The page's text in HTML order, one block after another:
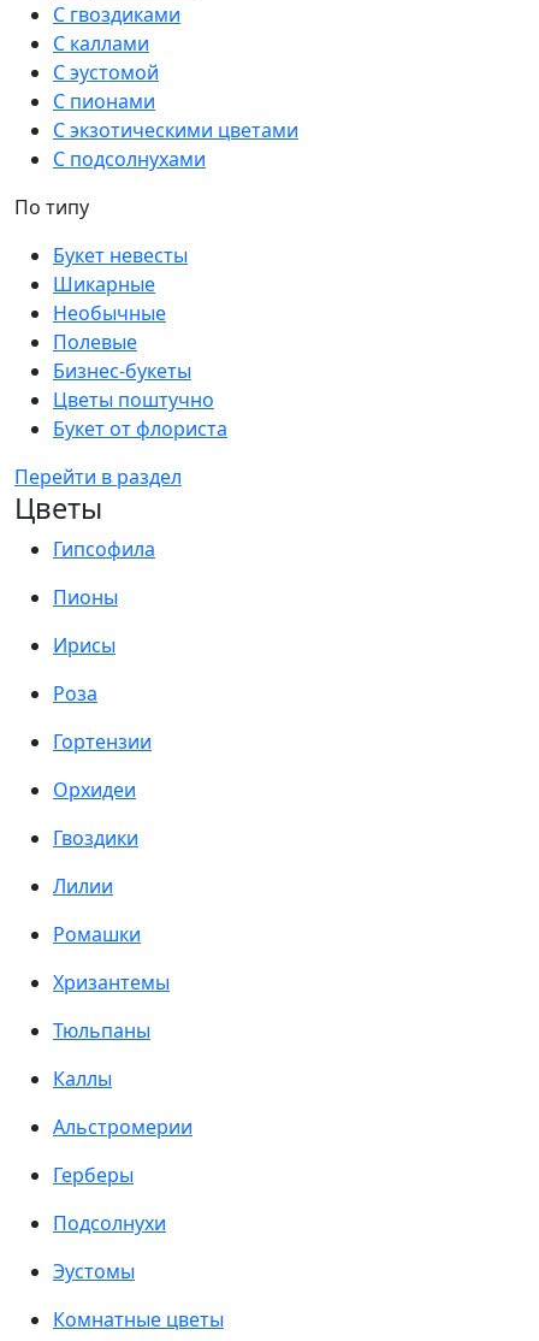
С гвоздиками
С каллами
С эустомой
С пионами
С экзотическими цветами
С подсолнухами
По типу
Букет невесты
Шикарные
Необычные
Полевые
Бизнес-букеты
Цветы поштучно
Букет от флориста
Перейти в раздел
Цветы
Гипсофила
Пионы
Ирисы
Роза
Гортензии
Орхидеи
Гвоздики
Лилии
Ромашки
Хризантемы
Тюльпаны
Каллы
Альстромерии
Герберы
Подсолнухи
Эустомы
Комнатные цветы